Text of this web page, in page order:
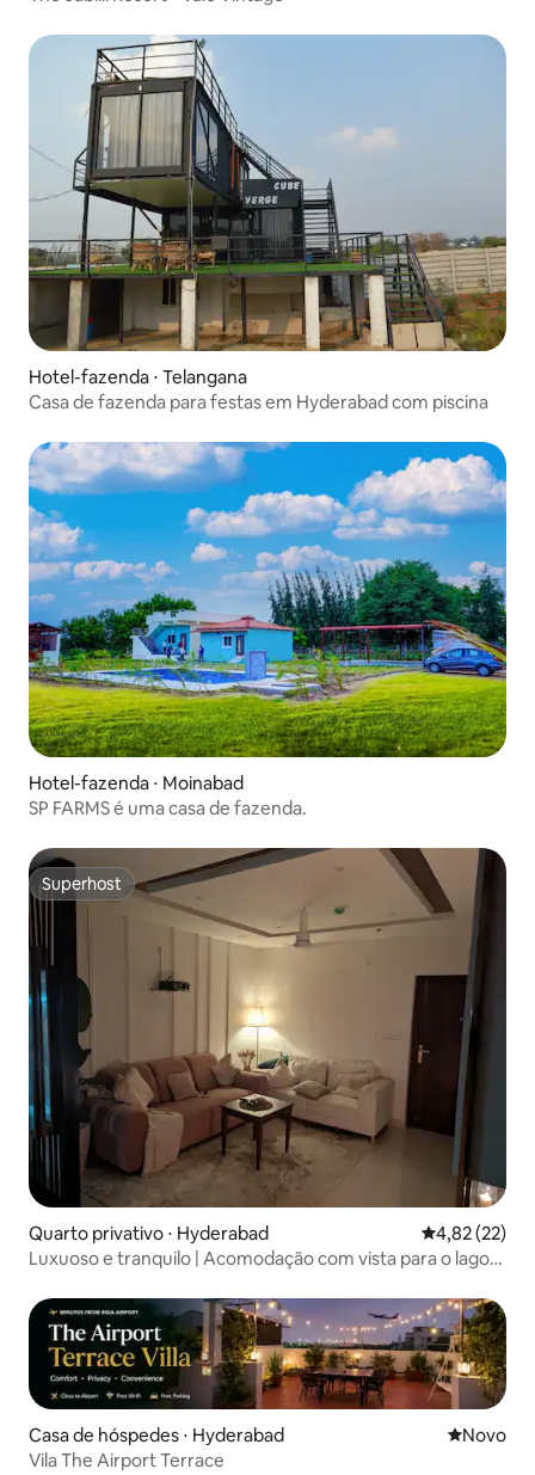
Hotel-fazenda ⋅ Telangana
Casa de fazenda para festas em Hyderabad com piscina
Hotel-fazenda ⋅ Moinabad
SP FARMS é uma casa de fazenda.
Superhost
Superhost
Quarto privativo ⋅ Hyderabad 4,82 de uma
4,82 (22)
Luxuoso e tranquilo | Acomodação com vista para o lago
Casa de hóspedes ⋅ Hyderabad Novo
Novo
Vila The Airport Terrace